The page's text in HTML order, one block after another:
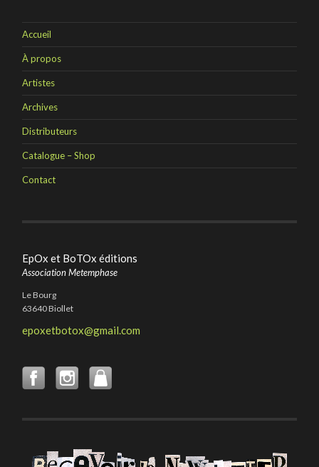
Accueil
À propos
Artistes
Archives
Distributeurs
Catalogue – Shop
Contact
EpOx et BoTOx éditions
Association Metemphase
Le Bourg
63640 Biollet
epoxetbotox@gmail.com